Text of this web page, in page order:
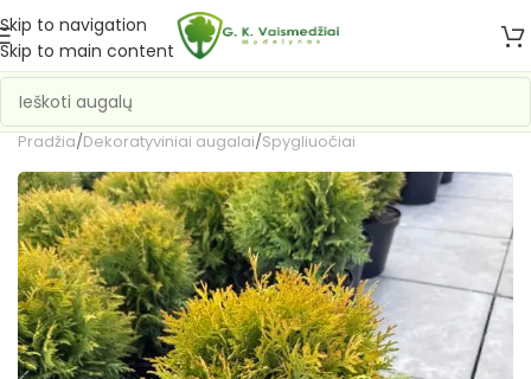
Skip to navigation
Skip to main content
Pradžia/Dekoratyviniai augalai/Spygliuočiai